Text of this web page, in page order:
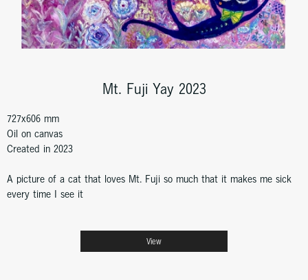
Mt. Fuji Yay 2023
727x606 mm
Oil on canvas
Created in 2023
A picture of a cat that loves Mt. Fuji so much that it makes me sick
every time I see it
View